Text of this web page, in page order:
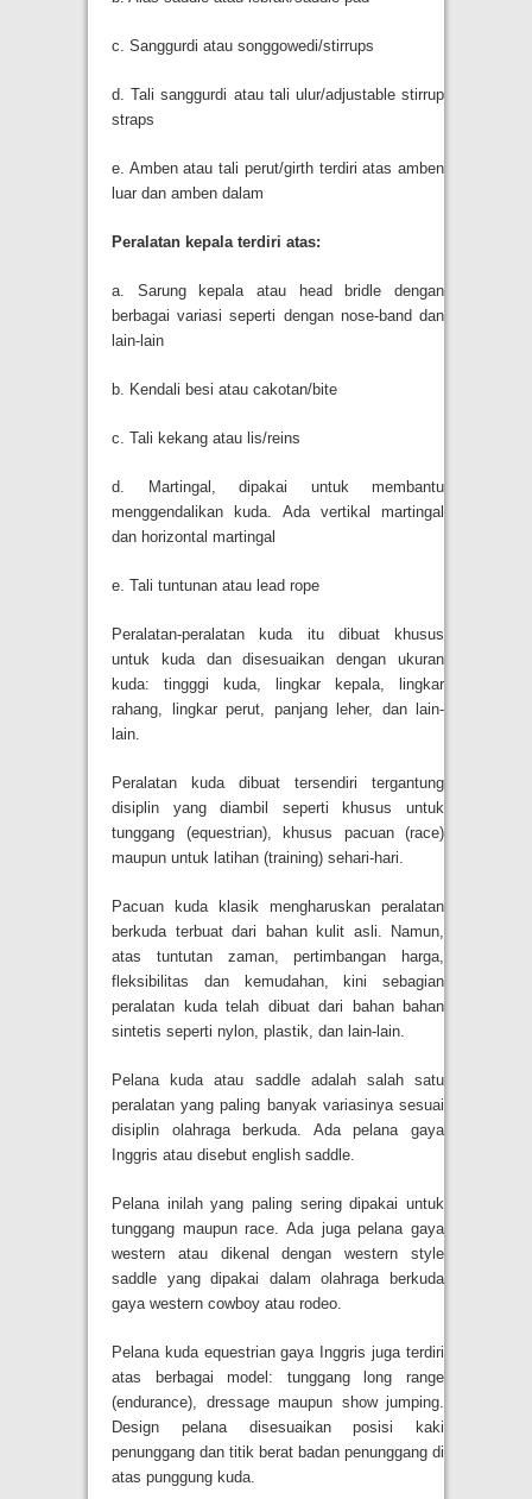
c. Sanggurdi atau songgowedi/stirrups
d. Tali sanggurdi atau tali ulur/adjustable stirrup
straps
e. Amben atau tali perut/girth terdiri atas amben
luar dan amben dalam
Peralatan kepala terdiri atas:
a. Sarung kepala atau head bridle dengan
berbagai variasi seperti dengan nose-band dan
lain-lain
b. Kendali besi atau cakotan/bite
c. Tali kekang atau lis/reins
d. Martingal, dipakai untuk membantu
menggendalikan kuda. Ada vertikal martingal
dan horizontal martingal
e. Tali tuntunan atau lead rope
Peralatan-peralatan kuda itu dibuat khusus
untuk kuda dan disesuaikan dengan ukuran
kuda: tingggi kuda, lingkar kepala, lingkar
rahang, lingkar perut, panjang leher, dan lain-
lain.
Peralatan kuda dibuat tersendiri tergantung
disiplin yang diambil seperti khusus untuk
tunggang (equestrian), khusus pacuan (race)
maupun untuk latihan (training) sehari-hari.
Pacuan kuda klasik mengharuskan peralatan
berkuda terbuat dari bahan kulit asli. Namun,
atas tuntutan zaman, pertimbangan harga,
fleksibilitas dan kemudahan, kini sebagian
peralatan kuda telah dibuat dari bahan bahan
sintetis seperti nylon, plastik, dan lain-lain.
Pelana kuda atau saddle adalah salah satu
peralatan yang paling banyak variasinya sesuai
disiplin olahraga berkuda. Ada pelana gaya
Inggris atau disebut english saddle.
Pelana inilah yang paling sering dipakai untuk
tunggang maupun race. Ada juga pelana gaya
western atau dikenal dengan western style
saddle yang dipakai dalam olahraga berkuda
gaya western cowboy atau rodeo.
Pelana kuda equestrian gaya Inggris juga terdiri
atas berbagai model: tunggang long range
(endurance), dressage maupun show jumping.
Design pelana disesuaikan posisi kaki
penunggang dan titik berat badan penunggang di
atas punggung kuda.